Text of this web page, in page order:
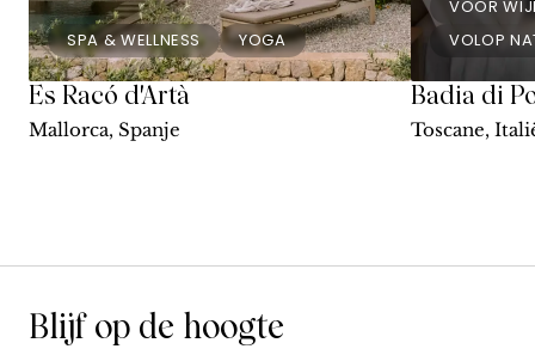
SPA & WELLNESS YOGA
Es Racó d'Artà
Mallorca, Spanje
VOOR
VOLOP
Badia di
Toscane,
Blijf op de hoogte